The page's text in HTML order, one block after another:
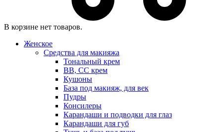
В корзине нет товаров.
Женское
Средства для макияжа
Тональный крем
BB, CC крем
Кушоны
База под макияж, для век
Пудры
Консилеры
Карандаши и подводки для глаз
Карандаши для губ